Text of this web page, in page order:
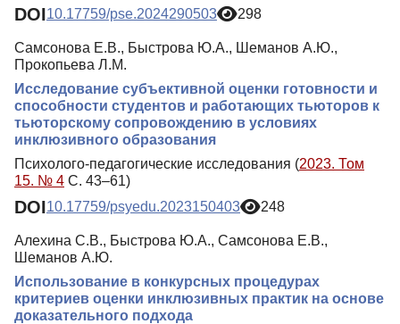
DOI10.17759/pse.2024290503 298
Самсонова Е.В., Быстрова Ю.А., Шеманов А.Ю.,
Прокопьева Л.М.
Исследование субъективной оценки готовности и
способности студентов и работающих тьюторов к
тьюторскому сопровождению в условиях
инклюзивного образования
Психолого-педагогические исследования (2023. Том
15. № 4 С. 43–61)
DOI10.17759/psyedu.2023150403 248
Алехина С.В., Быстрова Ю.А., Самсонова Е.В.,
Шеманов А.Ю.
Использование в конкурсных процедурах
критериев оценки инклюзивных практик на основе
доказательного подхода